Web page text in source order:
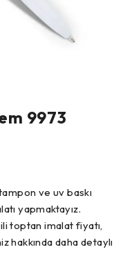
9973
ve uv baskı
yapmaktayız.
toptan imalat fiyatı,
daha detaylı